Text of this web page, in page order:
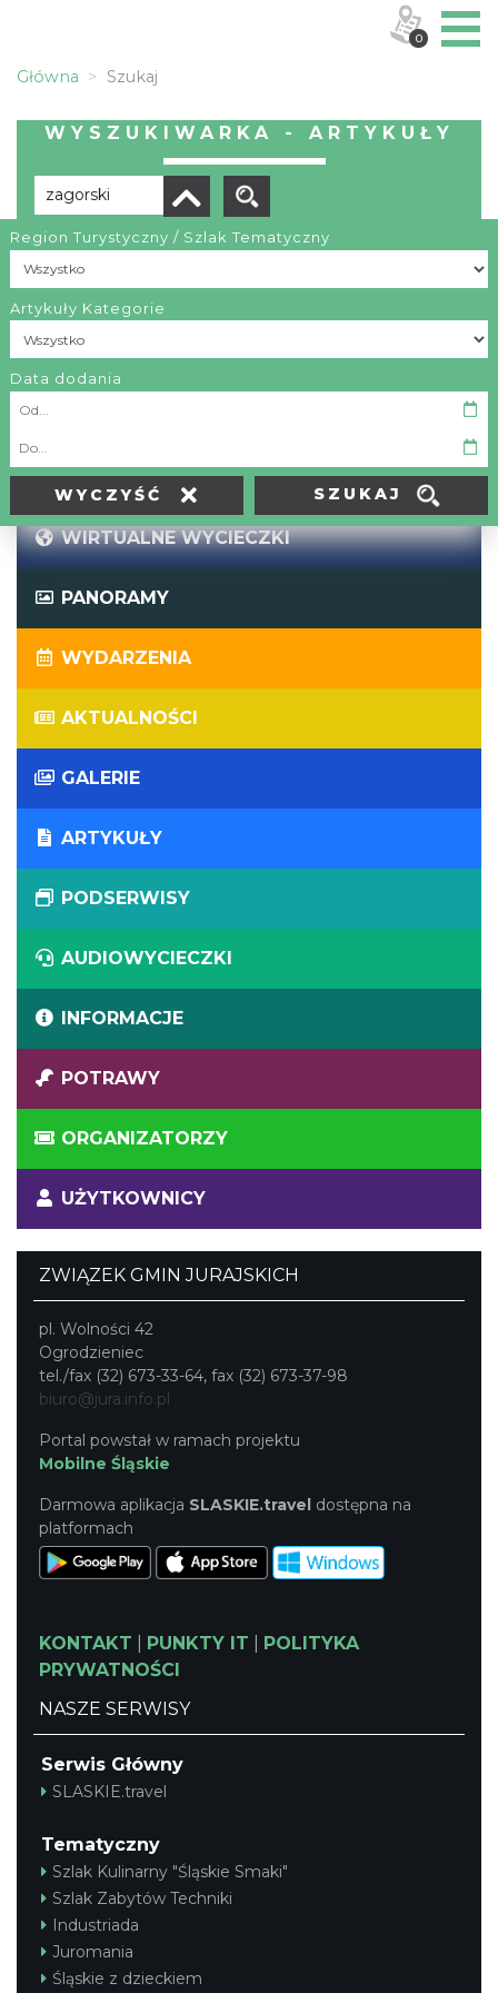
Główna Szukaj
WYSZUKIWARKA - ARTYKUŁY
Region Turystyczny / Szlak Tematyczny
Artykuły Kategorie
Data dodania
WYCZYŚĆ SZUKAJ
Brak wyników
TRASY
WIRTUALNE WYCIECZKI
PANORAMY
WYDARZENIA
AKTUALNOŚCI
GALERIE
ARTYKUŁY
PODSERWISY
AUDIOWYCIECZKI
INFORMACJE
POTRAWY
ORGANIZATORZY
UŻYTKOWNICY
ZWIĄZEK GMIN JURAJSKICH
pl. Wolności 42
Ogrodzieniec
tel./fax (32) 673-33-64, fax (32) 673-37-98
biuro@jura.info.pl
Portal powstał w ramach projektu
Mobilne Śląskie
Darmowa aplikacja SLASKIE.travel dostępna na
platformach
KONTAKT PUNKTY IT
POLITYKA
PRYWATNOŚCI
NASZE SERWISY
Serwis Główny
SLASKIE.travel
Tematyczny
Szlak Kulinarny "Śląskie Smaki"
Szlak Zabytów Techniki
Industriada
Juromania
Śląskie z dzieckiem
0